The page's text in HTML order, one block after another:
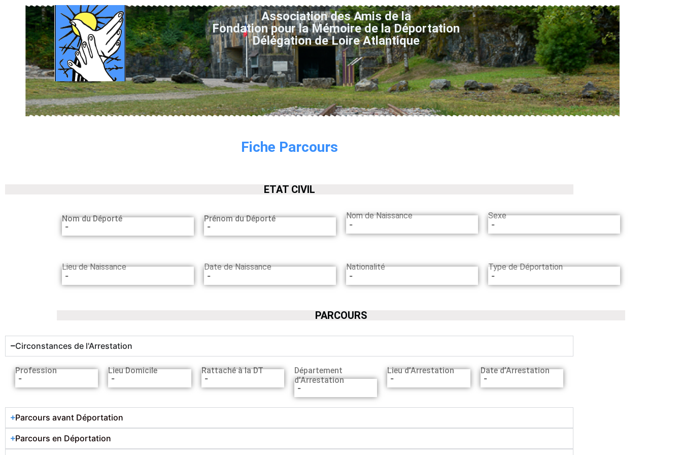
Association des Amis de la
Fondation pour la Mémoire de la Déportation
Délégation de Loire Atlantique
Fiche Parcours
ETAT CIVIL
Nom du Déporté
-
Prénom du Déporté
-
Nom de Naissance
-
Sexe
-
Lieu de Naissance
-
Date de Naissance
-
Nationalité
-
Type de Déportation
-
PARCOURS
Circonstances de l'Arrestation
Profession
-
Lieu Domicile
-
Rattaché à la DT
-
Département
d’Arrestation
-
Lieu d’Arrestation
-
Date d’Arrestation
-
Parcours avant Déportation
Parcours en Déportation